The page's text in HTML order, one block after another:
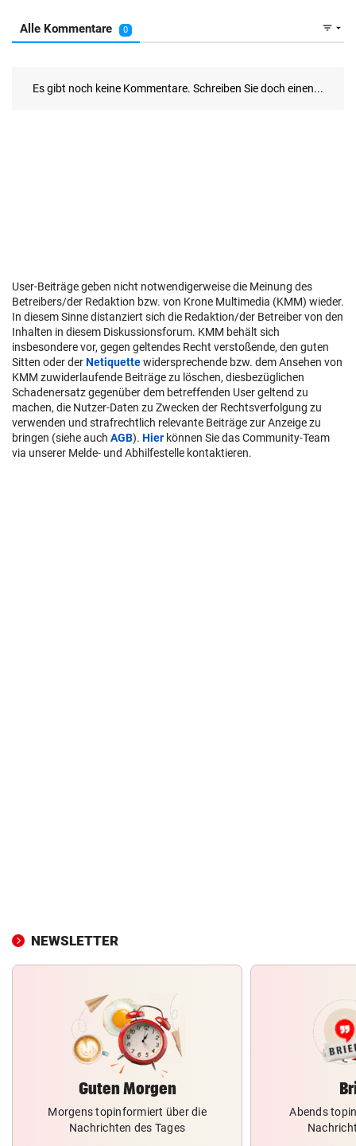
User-Beiträge geben nicht notwendigerweise die Meinung des
Betreibers/der Redaktion bzw. von Krone Multimedia (KMM) wieder.
In diesem Sinne distanziert sich die Redaktion/der Betreiber von den
Inhalten in diesem Diskussionsforum. KMM behält sich
insbesondere vor, gegen geltendes Recht verstoßende, den guten
Sitten oder derNetiquettewidersprechende bzw. dem Ansehen von
KMM zuwiderlaufende Beiträge zu löschen, diesbezüglichen
Schadenersatz gegenüber dem betreffenden User geltend zu
machen, die Nutzer-Daten zu Zwecken der Rechtsverfolgung zu
verwenden und strafrechtlich relevante Beiträge zur Anzeige zu
bringen (siehe auch AGB). Hier können Sie das Community-Team
via unserer Melde- und Abhilfestelle kontaktieren.
NEWSLETTER
Guten Morgen
Morgens topinformiert über die
Nachrichten des Tages
Abends